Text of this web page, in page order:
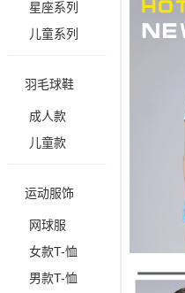
星座系列
儿童系列
羽毛球鞋
成人款
儿童款
运动服饰
网球服
女款T-恤
男款T-恤